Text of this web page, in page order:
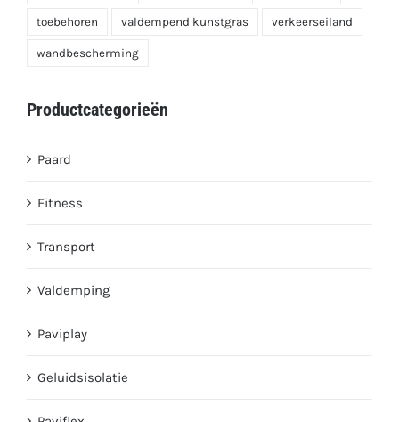
toebehoren valdempend kunstgras verkeerseiland
wandbescherming
Productcategorieën
Paard
Fitness
Transport
Valdemping
Paviplay
Geluidsisolatie